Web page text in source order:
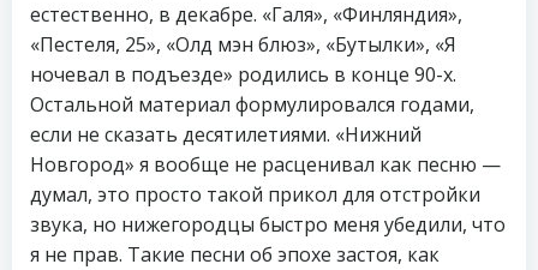
естественно, в декабре. «Галя», «Финляндия»,
«Пестеля, 25», «Олд мэн блюз», «Бутылки», «Я
ночевал в подъезде» родились в конце 90-х.
Остальной материал формулировался годами,
если не сказать десятилетиями. «Нижний
Новгород» я вообще не расценивал как песню —
думал, это просто такой прикол для отстройки
звука, но нижегородцы быстро меня убедили, что
я не прав. Такие песни об эпохе застоя, как